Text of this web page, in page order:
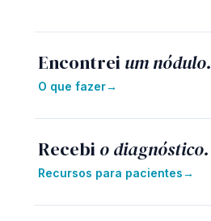
Encontrei um nódulo.
O que fazer→
Recebi o diagnóstico.
Recursos para pacientes→